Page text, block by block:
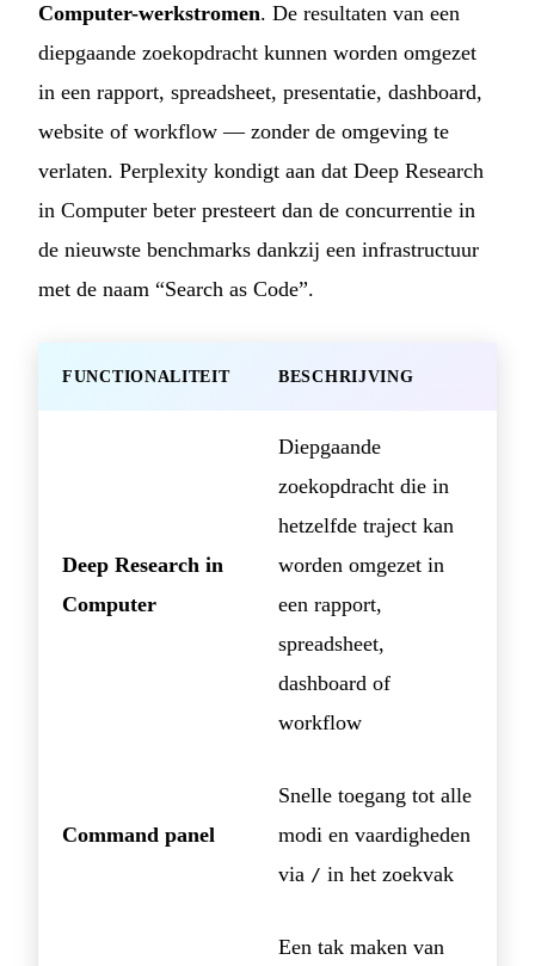
Computer-werkstromen. De resultaten van een
diepgaande zoekopdracht kunnen worden omgezet
in een rapport, spreadsheet, presentatie, dashboard,
website of workflow — zonder de omgeving te
verlaten. Perplexity kondigt aan dat Deep Research
in Computer beter presteert dan de concurrentie in
de nieuwste benchmarks dankzij een infrastructuur
met de naam “Search as Code”.
FUNCTIONALITEIT BESCHRIJVING
Deep Research in
Computer
Diepgaande
zoekopdracht die in
hetzelfde traject kan
worden omgezet in
een rapport,
spreadsheet,
dashboard of
workflow
Command panel
Snelle toegang tot alle
modi en vaardigheden
via / in het zoekvak
Een tak maken van